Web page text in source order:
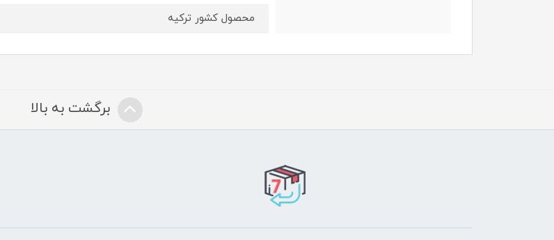
محصول کشور ترکیه
برگشت به بالا